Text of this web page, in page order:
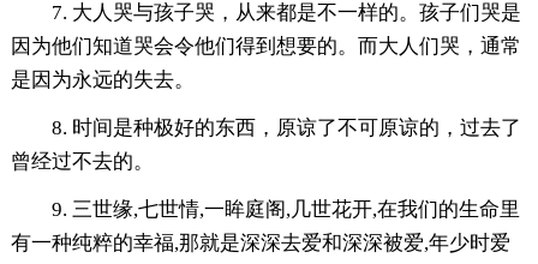
7. 大人哭与孩子哭，从来都是不一样的。孩子们哭是
因为他们知道哭会令他们得到想要的。而大人们哭，通常
是因为永远的失去。
8. 时间是种极好的东西，原谅了不可原谅的，过去了
曾经过不去的。
9. 三世缘,七世情,一眸庭阁,几世花开,在我们的生命里
有一种纯粹的幸福,那就是深深去爱和深深被爱,年少时爱